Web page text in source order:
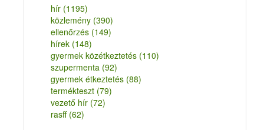
hír (1195)
közlemény (390)
ellenőrzés (149)
hírek (148)
gyermek közétkeztetés (110)
szupermenta (92)
gyermek étkeztetés (88)
termékteszt (79)
vezető hír (72)
rasff (62)